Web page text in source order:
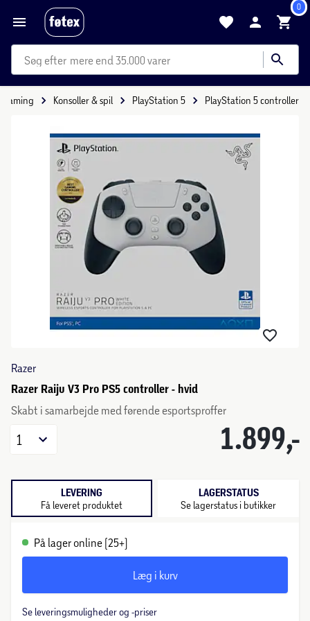
0
mere end 35.000 varer
gaming Konsoller & spil PlayStation 5 PlayStation 5 controller
Razer
Razer Raiju V3 Pro PS5 controller - hvid
Skabt i samarbejde med førende esportsproffer
1.899,-
1
LEVERING
Få leveret produktet
LAGERSTATUS
Se lagerstatus i butikker
På lager online (25+)
Læg i kurv
Se leveringsmuligheder og -priser